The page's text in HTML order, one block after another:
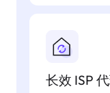
长效 ISP